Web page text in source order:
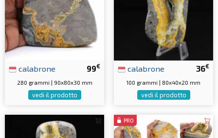
99€
calabrone
280 grammi | 90x80x30 mm
vedi il prodotto
36€
calabrone
100 grammi | 80x40x20 mm
vedi il prodotto
PRO